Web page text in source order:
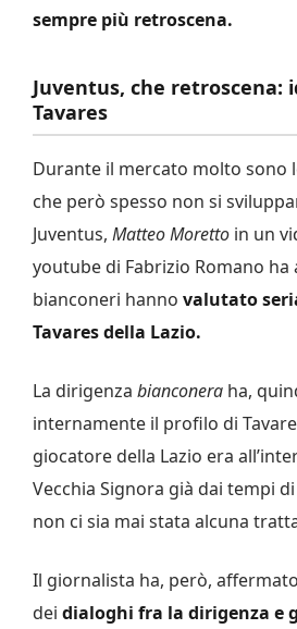
sempre più retroscena.
Juventus, che retroscena:
Tavares
Durante il mercato molto sono
che però spesso non si
Juventus, Matteo Moretto in un
youtube di Fabrizio Romano ha
bianconeri hanno valutato
Tavares della Lazio.
La dirigenza bianconera ha,
internamente il profilo di
giocatore della Lazio era
Vecchia Signora già dai tempi
non ci sia mai stata alcuna
Il giornalista ha, però,
dei dialoghi fra la dirigenza e